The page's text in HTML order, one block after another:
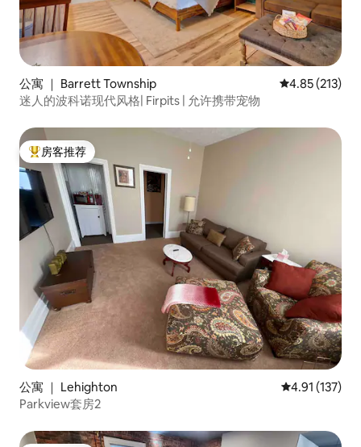
公寓 ｜ Barrett Township 平均评分 4.85
4.85 (213)
迷人的波科诺现代风格| Firpits | 允许携带宠物
热门「房客推荐」
房客推荐
公寓 ｜ Lehighton 平均评分 4.91
4.91 (137)
Parkview套房2